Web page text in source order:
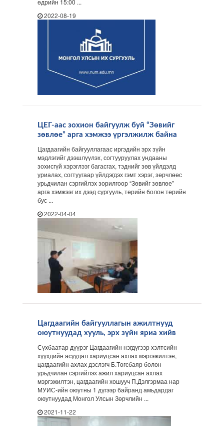
өдрийн 15:00 ...
2022-08-19
ЦЕГ-аас зохион байгуулж буй “Зөвийг
зөвлөе” арга хэмжээ үргэлжилж байна
Цагдаагийн байгууллагаас иргэдийн эрх зүйн
мэдлэгийг дээшлүүлэх, согтууруулах ундааны
зохисгүй хэрэглээг багасгах, тэднийг зөв үйлдэлд
уриалах, согтуугаар үйлдэгдэх гэмт хэрэг, зөрчлөөс
урьдчилан сэргийлэх зорилгоор “Зөвийг зөвлөе”
арга хэмжээг их дээд сургууль, төрийн болон төрийн
бус ...
2022-04-04
Цагдаагийн байгууллагын ажилтнууд
оюутнуудад хууль, эрх зүйн яриа хийв
Сүхбаатар дүүрэг Цагдаагийн нэгдүгээр хэлтсийн
хүүхдийн асуудал хариуцсан ахлах мэргэжилтэн,
цагдаагийн ахлах дэслэгч Б.Төгсбаяр болон
урьдчилан сэргийлэх ажил хариуцсан ахлах
мэргэжилтэн, цагдаагийн хошууч П.Дэлгэрмаа нар
МУИС-ийн оюутны 1 дүгээр байранд амьдардаг
оюутнуудад Монгол Улсын Зөрчлийн ...
2021-11-22